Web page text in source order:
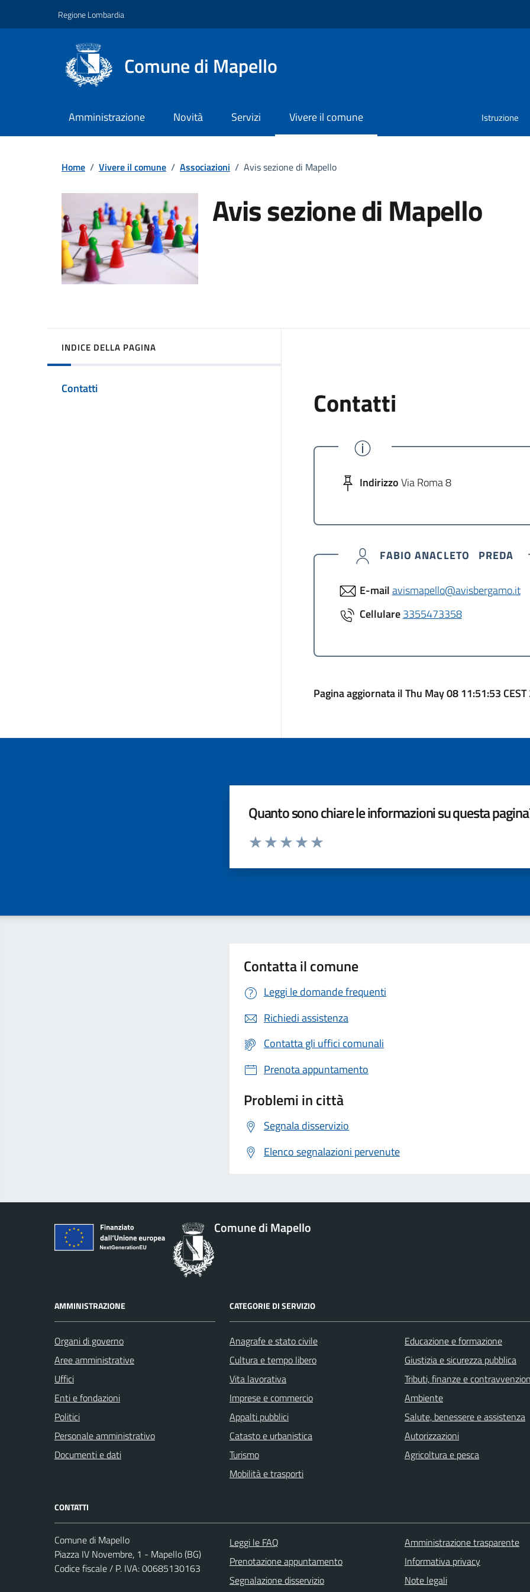
Regione Lombardia
Comune di Mapello
Amministrazione Novità Servizi Vivere il comune Istruzione
Home / Vivere il comune / Associazioni / Avis sezione di Mapello
Avis sezione di Mapello
INDICE DELLA PAGINA
Contatti Contatti
IndirizzoVia Roma 8
FABIO ANACLETO PREDA
E-mailavismapello@avisbergamo.it
Cellulare3355473358
Pagina aggiornata il Thu May 08 11:51:53
Quanto sono chiare le informazioni su questa
Valuta da 1 a 5 stelle la pagina
Contatta il comune
Leggi le domande frequenti
Richiedi assistenza
Contatta gli uffici comunali
Prenota appuntamento
Problemi in città
Segnala disservizio
Elenco segnalazioni pervenute
Comune di Mapello
AMMINISTRAZIONE
Organi di governo
Aree amministrative
Uffici
Enti e fondazioni
Politici
Personale amministrativo
Documenti e dati
CATEGORIE DI SERVIZIO
Anagrafe e stato civile
Cultura e tempo libero
Vita lavorativa
Imprese e commercio
Appalti pubblici
Catasto e urbanistica
Turismo
Mobilità e trasporti
Educazione e formazione
Giustizia e sicurezza pubblica
Tributi, finanze e
Ambiente
Salute, benessere e assistenza
Autorizzazioni
Agricoltura e pesca
CONTATTI
Comune di Mapello
Piazza IV Novembre, 1 - Mapello (BG)
Codice fiscale / P. IVA: 00685130163
Leggi le FAQ
Prenotazione appuntamento
Segnalazione disservizio
Amministrazione trasparente
Informativa privacy
Note legali